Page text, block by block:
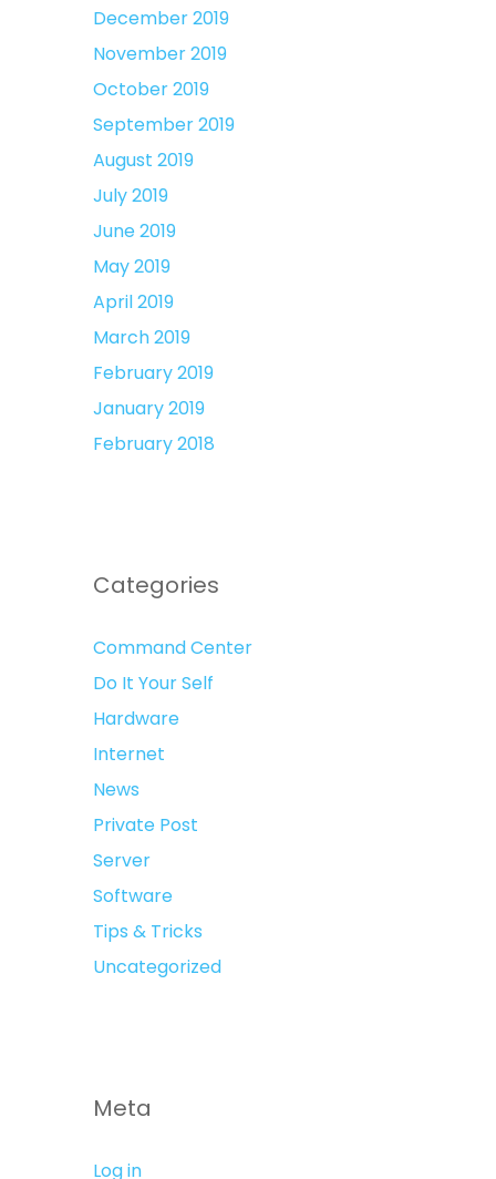
December 2019
November 2019
October 2019
September 2019
August 2019
July 2019
June 2019
May 2019
April 2019
March 2019
February 2019
January 2019
February 2018
Categories
Command Center
Do It Your Self
Hardware
Internet
News
Private Post
Server
Software
Tips & Tricks
Uncategorized
Meta
Log in